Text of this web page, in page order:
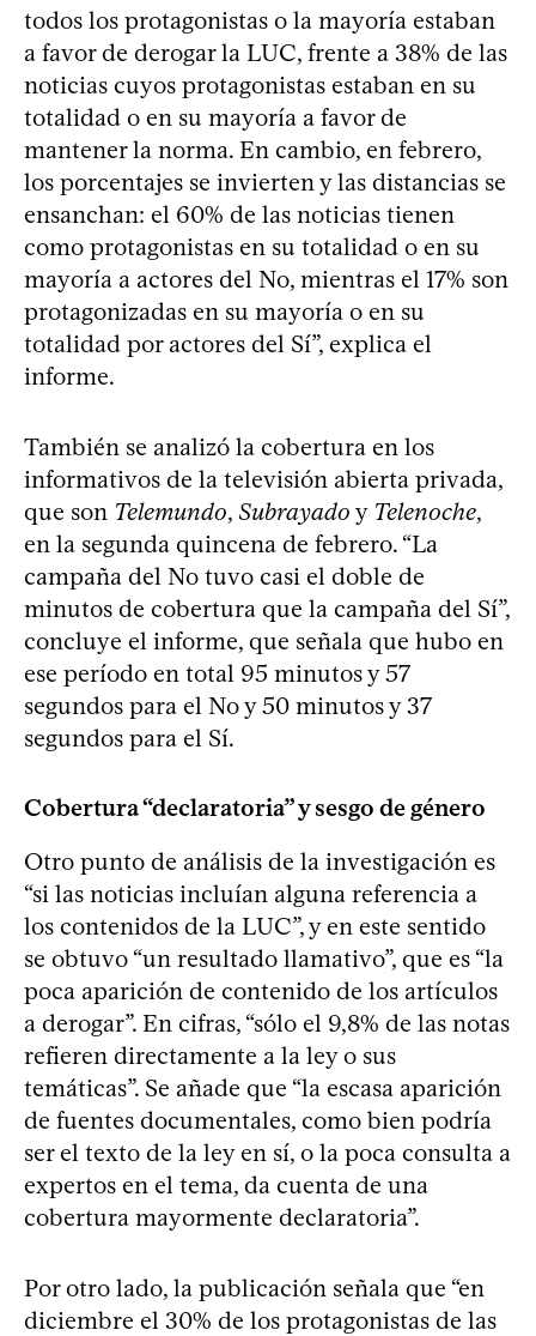
todos los protagonistas o la mayoría estaban
a favor de derogar la LUC, frente a 38% de las
noticias cuyos protagonistas estaban en su
totalidad o en su mayoría a favor de
mantener la norma. En cambio, en febrero,
los porcentajes se invierten y las distancias se
ensanchan: el 60% de las noticias tienen
como protagonistas en su totalidad o en su
mayoría a actores del No, mientras el 17% son
protagonizadas en su mayoría o en su
totalidad por actores del Sí”, explica el
informe.
También se analizó la cobertura en los
informativos de la televisión abierta privada,
que son Telemundo, Subrayado y Telenoche,
en la segunda quincena de febrero. “La
campaña del No tuvo casi el doble de
minutos de cobertura que la campaña del Sí”,
concluye el informe, que señala que hubo en
ese período en total 95 minutos y 57
segundos para el No y 50 minutos y 37
segundos para el Sí.
Cobertura “declaratoria” y sesgo de género
Otro punto de análisis de la investigación es
“si las noticias incluían alguna referencia a
los contenidos de la LUC”, y en este sentido
se obtuvo “un resultado llamativo”, que es “la
poca aparición de contenido de los artículos
a derogar”. En cifras, “sólo el 9,8% de las notas
refieren directamente a la ley o sus
temáticas”. Se añade que “la escasa aparición
de fuentes documentales, como bien podría
ser el texto de la ley en sí, o la poca consulta a
expertos en el tema, da cuenta de una
cobertura mayormente declaratoria”.
Por otro lado, la publicación señala que “en
diciembre el 30% de los protagonistas de las